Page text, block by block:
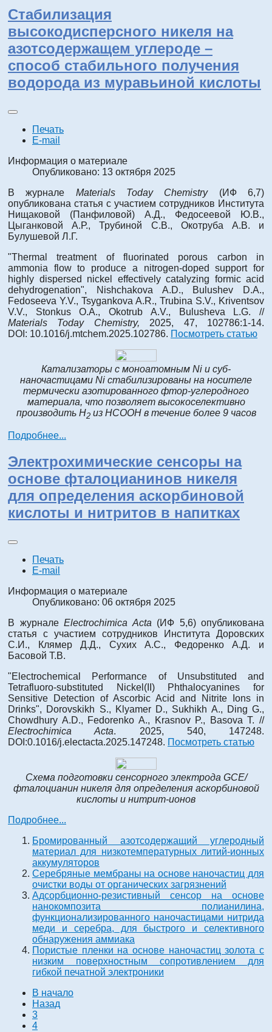
Стабилизация
высокодисперсного никеля на
азотсодержащем углероде –
способ стабильного получения
водорода из муравьиной кислоты
Печать
E-mail
Информация о материале
Опубликовано: 13 октября 2025
В журнале Materials Today Chemistry (ИФ 6,7)
опубликована статья с участием сотрудников Института
Нищаковой (Панфиловой) А.Д., Федосеевой Ю.В.,
Цыганковой А.Р., Трубиной С.В., Окотруба А.В. и
Булушевой Л.Г.
"Thermal treatment of fluorinated porous carbon in
ammonia flow to produce a nitrogen-doped support for
highly dispersed nickel effectively catalyzing formic acid
dehydrogenation", Nishchakova A.D., Bulushev D.A.,
Fedoseeva Y.V., Tsygankova A.R., Trubina S.V., Kriventsov
V.V., Stonkus O.A., Okotrub A.V., Bulusheva L.G. //
Materials Today Chemistry, 2025, 47, 102786:1-14.
DOI: 10.1016/j.mtchem.2025.102786. Посмотреть статью
Катализаторы с моноатомным Ni и суб-
наночастицами Ni стабилизированы на носителе
термически азотированного фтор-углеродного
материала, что позволяет высокоселективно
производить H2из HCOOH в течение более 9 часов
Подробнее...
Электрохимические сенсоры на
основе фталоцианинов никеля
для определения аскорбиновой
кислоты и нитритов в напитках
Печать
E-mail
Информация о материале
Опубликовано: 06 октября 2025
В журнале Electrochimica Acta (ИФ 5,6) опубликована
статья с участием сотрудников Института Доровских
С.И., Клямер Д.Д., Сухих А.С., Федоренко А.Д. и
Басовой Т.В.
"Electrochemical Performance of Unsubstituted and
Tetrafluoro-substituted Nickel(II) Phthalocyanines for
Sensitive Detection of Ascorbic Acid and Nitrite Ions in
Drinks", Dorovskikh S., Klyamer D., Sukhikh A., Ding G.,
Chowdhury A.D., Fedorenko A., Krasnov P., Basova T. //
Electrochimica Acta. 2025, 540, 147248.
DOI:0.1016/j.electacta.2025.147248. Посмотреть статью
Схема подготовки сенсорного электрода GCE/
фталоцианин никеля для определения аскорбиновой
кислоты и нитрит-ионов
Подробнее...
Бромированный азотсодержащий углеродный
материал для низкотемпературных литий-ионных
аккумуляторов
Серебряные мембраны на основе наночастиц для
очистки воды от органических загрязнений
Адсорбционно-резистивный сенсор на основе
нанокомпозита полианилина,
функционализированного наночастицами нитрида
меди и серебра, для быстрого и селективного
обнаружения аммиака
Пористые пленки на основе наночастиц золота с
низким поверхностным сопротивлением для
гибкой печатной электроники
В начало
Назад
3
4